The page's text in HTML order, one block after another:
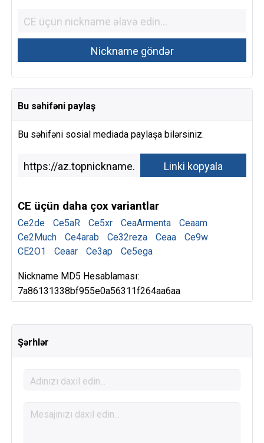
Bu səhifəni paylaş
Bu səhifəni sosial mediada paylaşa bilərsiniz.
CE üçün daha çox variantlar
Ce2de Ce5aR Ce5xr CeaArmenta
Ceaam
Ce2Much
Ce4arab Ce32reza Ceaa
Ce9w
CE2O1
Ceaar Ce3ap Ce5ega
Nickname MD5 Hesablaması:
7a86131338bf955e0a56311f264aa6aa
Şərhlər